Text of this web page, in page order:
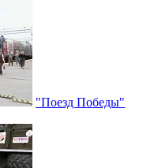
"Поезд Победы"